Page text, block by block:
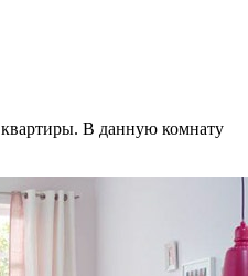
квартиры. В данную комнату